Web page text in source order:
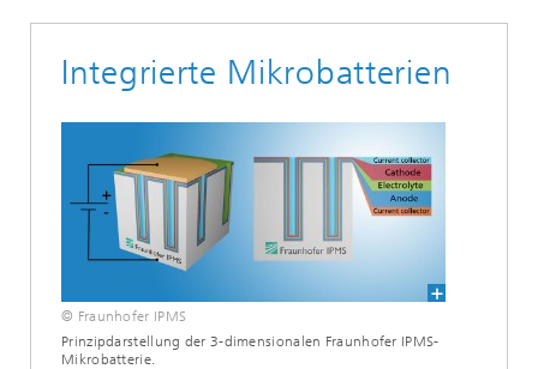
Integrierte Mikrobatterien
© Fraunhofer IPMS
Prinzipdarstellung der 3-dimensionalen Fraunhofer IPMS-
Mikrobatterie.